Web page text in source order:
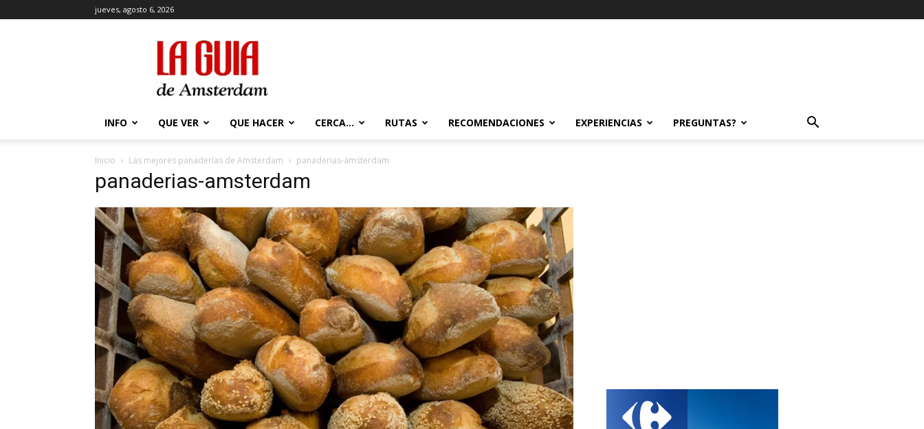
jueves, agosto 6, 2026
La
Guía
de
Amsterdam
INFO QUE VER QUE HACER CERCA… RUTAS RECOMENDACIONES EXPERIENCIAS PREGUNTAS?
Inicio Las mejores panaderías de Amsterdam panaderias-amsterdam
panaderias-amsterdam